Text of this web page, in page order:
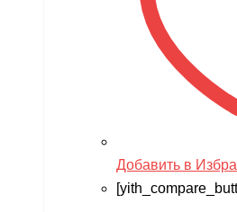
Добавить в